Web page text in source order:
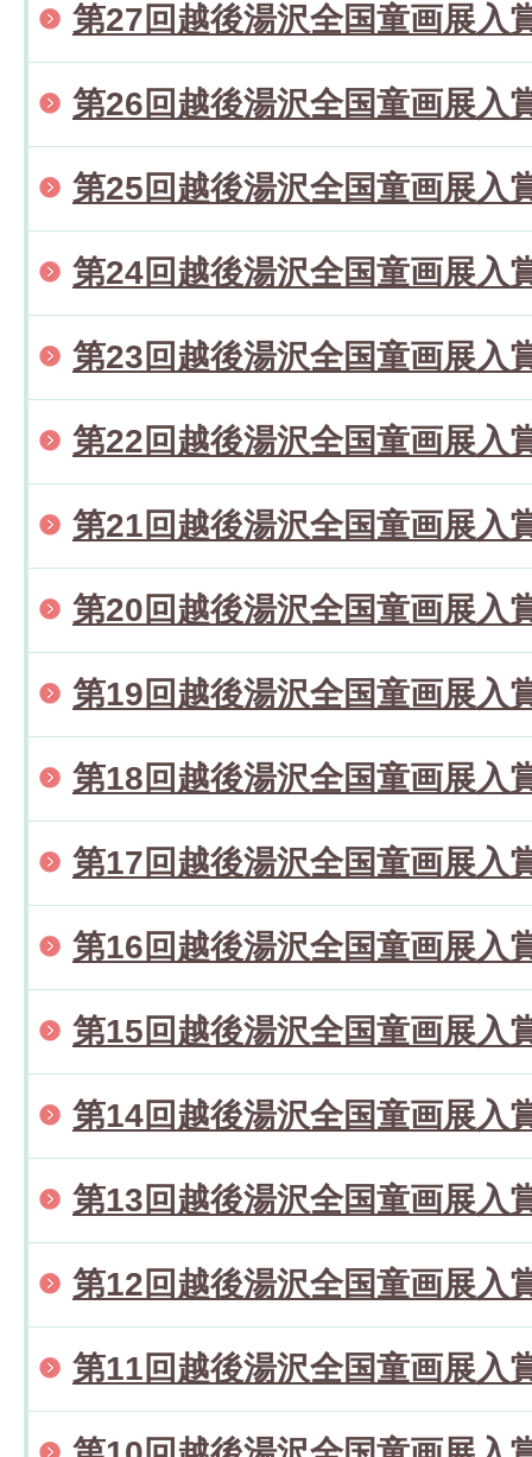
第27回越後湯沢全国童画展入
第26回越後湯沢全国童画展入
第25回越後湯沢全国童画展入
第24回越後湯沢全国童画展入
第23回越後湯沢全国童画展入
第22回越後湯沢全国童画展入
第21回越後湯沢全国童画展入
第20回越後湯沢全国童画展入
第19回越後湯沢全国童画展入
第18回越後湯沢全国童画展入
第17回越後湯沢全国童画展入
第16回越後湯沢全国童画展入
第15回越後湯沢全国童画展入
第14回越後湯沢全国童画展入
第13回越後湯沢全国童画展入
第12回越後湯沢全国童画展入
第11回越後湯沢全国童画展入